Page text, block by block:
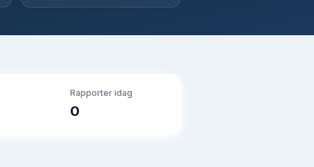
Rapporter idag
0